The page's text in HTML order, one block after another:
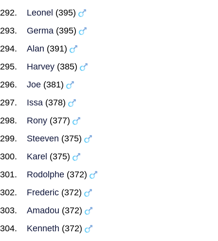
Leonel (395)
Germa (395)
Alan (391)
Harvey (385)
Joe (381)
Issa (378)
Rony (377)
Steeven (375)
Karel (375)
Rodolphe (372)
Frederic (372)
Amadou (372)
Kenneth (372)